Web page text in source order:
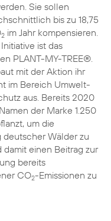
Sie sollen
bis zu 18,75
2im Jahr kompensieren.
ist das
PLANT-MY-TREE®.
mit der Aktion ihr
im Bereich Umwelt-
aus. Bereits 2020
der Marke 1.250
um die
deutscher Wälder zu
damit einen Beitrag zur
bereits
CO2-Emissionen zu